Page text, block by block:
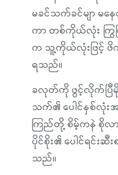
မခင်သက်ခင်မျာ မန
ကာ တစ်ကိုယ်လုံး ကြွက
က သူ့ကိုယ်လုံးဖြင့် ဖိက
ရသည်။
ခလုတ်ကို ဖွင့်လိုက်ပြီမို့
သက်၏ ပေါင်နှစ်လုံး
ကြည်တို့ စိမ့်ကနဲ စိုလာ
ပိုင်စိုး၏ ပေါင်ရင်း
သည်။